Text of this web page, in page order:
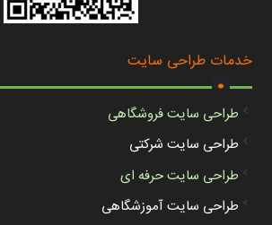
خدمات طراحی سایت
.
طراحی سایت فروشگاهی
طراحی سایت شرکتی
طراحی سایت حرفه ای
طراحی سایت آموزشگاهی